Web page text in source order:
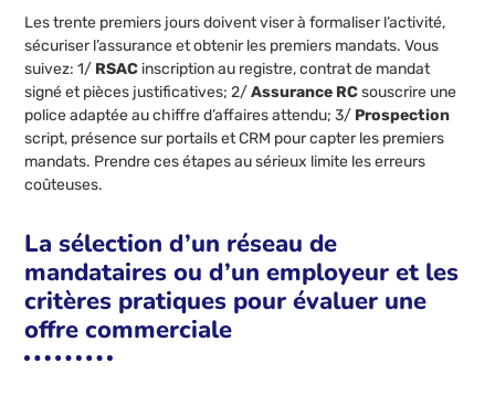
Les trente premiers jours doivent viser à formaliser l’activité,
sécuriser l’assurance et obtenir les premiers mandats. Vous
suivez: 1/ RSAC inscription au registre, contrat de mandat
signé et pièces justificatives; 2/Assurance RCsouscrire une
police adaptée au chiffre d’affaires attendu; 3/ Prospection
script, présence sur portails et CRM pour capter les premiers
mandats. Prendre ces étapes au sérieux limite les erreurs
coûteuses.
La sélection d’un réseau de
mandataires ou d’un employeur et les
critères pratiques pour évaluer une
offre commerciale